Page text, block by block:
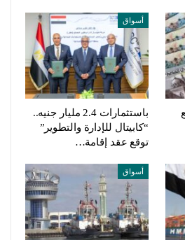
أسواق
باستثمارات 2.4 مليار جنيه..
“كابيتال للإدارة والتطوير”
توقع عقد إقامة…
أسواق